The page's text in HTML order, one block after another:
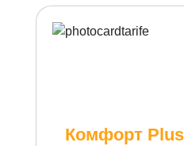
Комфорт